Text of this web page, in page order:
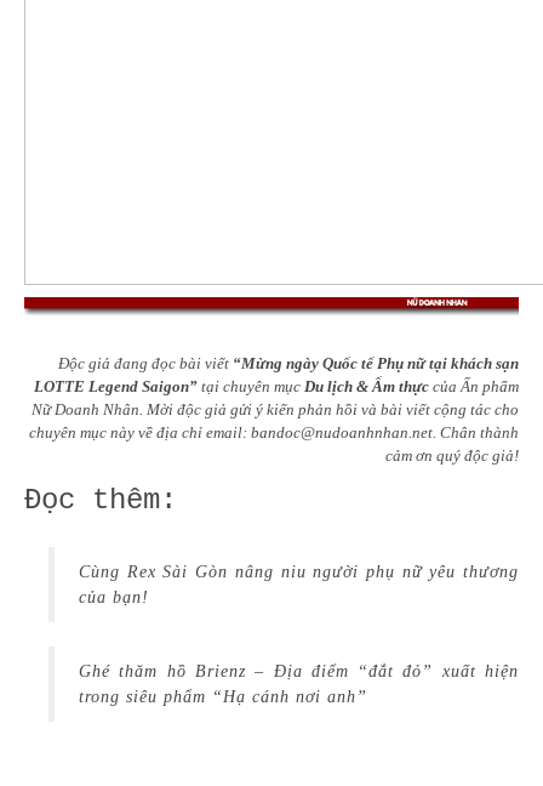
Độc giả đang đọc bài viết “Mừng ngày Quốc tế Phụ nữ tại khách sạn
LOTTE Legend Saigon” tại chuyên mục Du lịch & Ẩm thực của Ấn phẩm
Nữ Doanh Nhân. Mời độc giả gửi ý kiến phản hồi và bài viết cộng tác cho
chuyên mục này về địa chỉ email: bandoc@nudoanhnhan.net Chân thành
cảm ơn quý độc giả!
Đọc thêm:
Cùng Rex Sài Gòn nâng niu người phụ nữ yêu thương
của bạn!
Ghé thăm hồ Brienz – Địa điểm “đắt đỏ” xuất hiện
trong siêu phẩm “Hạ cánh nơi anh”